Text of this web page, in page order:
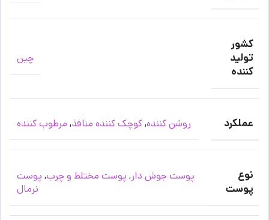
کشور
تولید
کننده
چین
عملکرد روشن کننده,کوچک کننده منافذ, مرطوب کننده
نوع
پوست
پوست جوش دار, پوست مختلط و چرب, پوست
نرمال